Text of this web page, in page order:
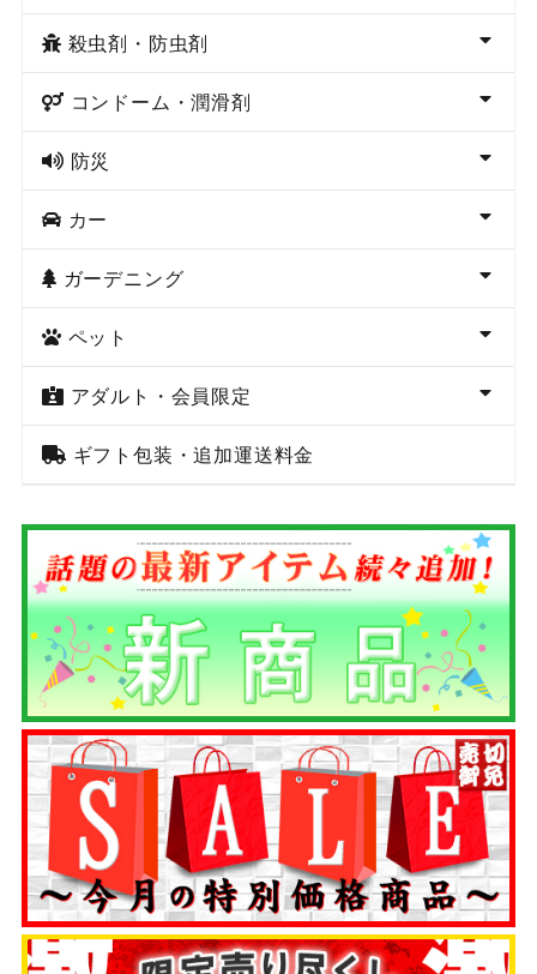
殺虫剤・防虫剤
コンドーム・潤滑剤
防災
カー
ガーデニング
ペット
アダルト・会員限定
ギフト包装・追加運送料金